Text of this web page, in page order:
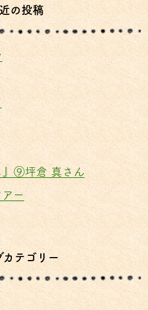
の投稿
』⑨坪倉 真さん
ー
カテゴリー